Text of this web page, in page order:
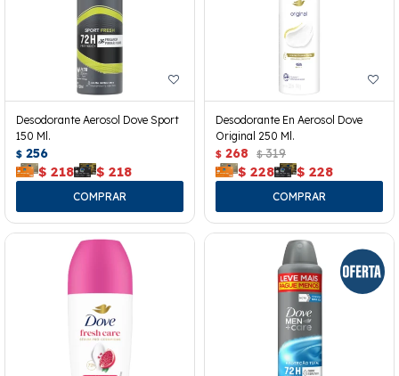
Desodorante Aerosol Dove Sport
150 Ml.
$ 256
$ 218 $ 218
Desodorante En Aerosol Dove
Original 250 Ml.
$ 268 $ 319
$ 228 $ 228